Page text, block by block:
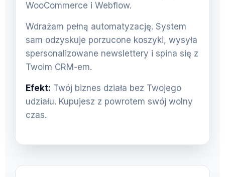
WooCommerce i Webflow.
Wdrażam pełną automatyzację. System
sam odzyskuje porzucone koszyki, wysyła
spersonalizowane newslettery i spina się z
Twoim CRM-em.
Efekt: Twój biznes działa bez Twojego
udziału. Kupujesz z powrotem swój wolny
czas.